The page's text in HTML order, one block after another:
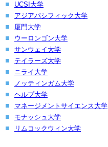
UCSI大学
アジアパシフィック大学
厦門大学
ウーロンゴン大学
サンウェイ大学
テイラーズ大学
ニライ大学
ノッティンガム大学
ヘルプ大学
マネージメントサイエンス大学
モナッシュ大学
リムコックウィン大学